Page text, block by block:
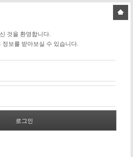
것을 환영합니다.
정보를 받아보실 수 있습니다.